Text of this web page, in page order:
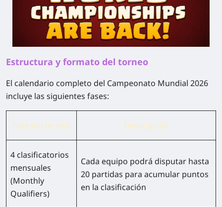
Estructura y formato del torneo
El calendario completo del Campeonato Mundial 2026
incluye las siguientes fases:
Fase del torneo Descripción
4 clasificatorios
mensuales
(Monthly
Qualifiers)
Cada equipo podrá disputar hasta
20 partidas para acumular puntos
en la clasificación